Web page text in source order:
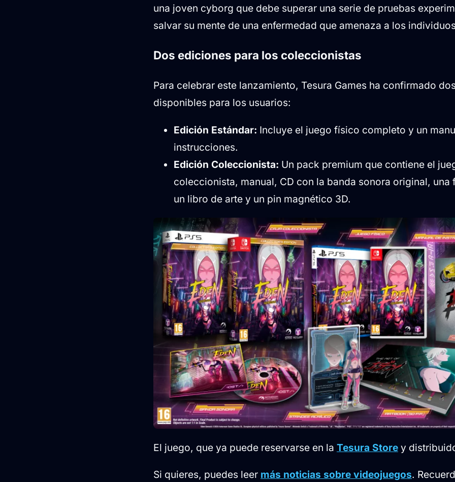
una joven cyborg que debe superar una serie de pruebas
salvar su mente de una enfermedad que amenaza a los
Dos ediciones para los coleccionistas
Para celebrar este lanzamiento, Tesura Games ha confirmado
disponibles para los usuarios:
Edición Estándar: Incluye el juego físico completo y un
instrucciones.
Edición Coleccionista: Un pack premium que contiene el
coleccionista, manual, CD con la banda sonora original, una
un libro de arte y un pin magnético 3D.
El juego, que ya puede reservarse en la Tesura Store y
Si quieres, puedes leer más noticias sobre videojuegos.